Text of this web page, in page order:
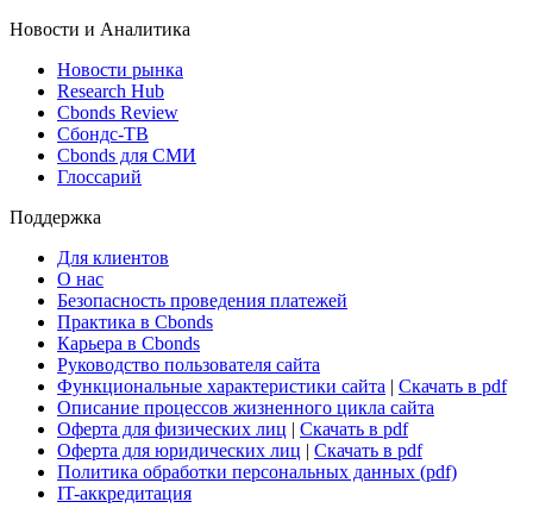
Новости и Аналитика
Новости рынка
Research Hub
Cbonds Review
Сбондс-ТВ
Cbonds для СМИ
Глоссарий
Поддержка
Для клиентов
О нас
Безопасность проведения платежей
Практика в Cbonds
Карьера в Cbonds
Руководство пользователя сайта
Функциональные характеристики сайта | Скачать в pdf
Описание процессов жизненного цикла сайта
Оферта для физических лиц | Скачать в pdf
Оферта для юридических лиц | Скачать в pdf
Политика обработки персональных данных (pdf)
IT-аккредитация